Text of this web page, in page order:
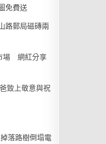
免費送
路郵局磁磚兩
場 網紅分享
致上敬意與祝
落路樹倒塌電